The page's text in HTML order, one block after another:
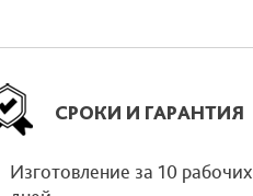
СРОКИ И ГАРАНТИЯ
Изготовление за 10 рабочих